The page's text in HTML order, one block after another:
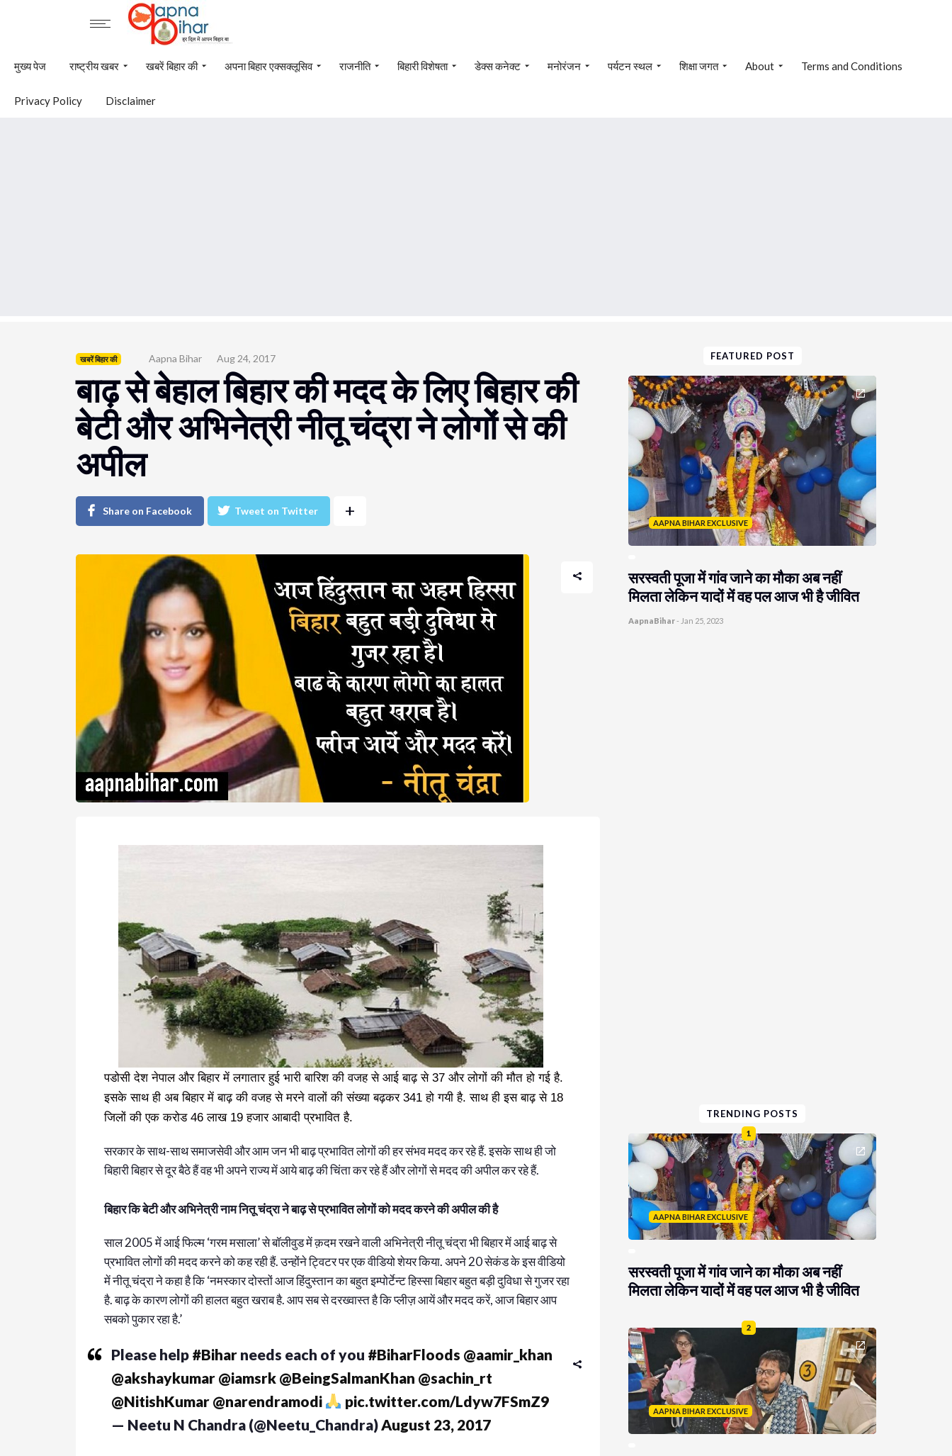
मुख्य पेज राष्ट्रीय खबर खबरें बिहार की अपना बिहार एक्सक्लूसिव राजनीति बिहारी विशेषता डेक्स कनेक्ट मनोरंजन पर्यटन स्थल शिक्षा जगत About Terms and Conditions
Privacy Policy Disclaimer
खबरें बिहार की Aapna Bihar Aug 24, 2017
बाढ़ से बेहाल बिहार की मदद के लिए बिहार की
बेटी और अभिनेत्री नीतू चंद्रा ने लोगोंं से की
अपील
Share on Facebook Tweet on Twitter +
पडोसी देश नेपाल और बिहार में लगातार हुई भारी बारिश की वजह से आई बाढ़ से 37 और लोगों की मौत हो गई है.
इसके साथ ही अब बिहार में बाढ़ की वजह से मरने वालों की संख्या बढ़कर 341 हो गयी है. साथ ही इस बाढ़ से 18
जिलों की एक करोड 46 लाख 19 हजार आबादी प्रभावित है.
सरकार के साथ-साथ समाजसेवी और आम जन भी बाढ़ प्रभावित लोगों की हर संभव मदद कर रहे हैं. इसके साथ ही जो
बिहारी बिहार से दूर बैठे हैं वह भी अपने राज्य में आये बाढ़ की चिंता कर रहे हैं और लोगों से मदद की अपील कर रहे हैं.
बिहार कि बेटी और अभिनेत्री नाम नितू चंद्रा ने बाढ़ से प्रभावित लोगों को मदद करने की अपील की है
साल 2005 में आई फिल्म ‘गरम मसाला’ से बॉलीवुड में क़दम रखने वाली अभिनेत्री नीतू चंद्रा भी बिहार में आई बाढ़ से
प्रभावित लोगों की मदद करने को कह रही हैं. उन्होंने ट्विटर पर एक वीडियो शेयर किया. अपने 20 सेकंड के इस वीडियो
में नीतू चंद्रा ने कहा है कि ‘नमस्कार दोस्तों आज हिंदुस्तान का बहुत इम्पोर्टेन्ट हिस्सा बिहार बहुत बड़ी दुविधा से गुजर रहा
है. बाढ़ के कारण लोगों की हालत बहुत खराब है. आप सब से दरख्वास्त है कि प्लीज़ आयें और मदद करें, आज बिहार आप
सबको पुकार रहा है.’
Please help #Bihar needs each of you #BiharFloods @aamir_khan
@akshaykumar @iamsrk @BeingSalmanKhan @sachin_rt
@NitishKumar @narendramodi
pic.twitter.com/Ldyw7FSmZ9
— Neetu N Chandra (@Neetu_Chandra)August 23, 2017
FEATURED POST
AAPNA BIHAR EXCLUSIVE
सरस्वती पूजा में गांव जाने का मौका अब नहीं
मिलता लेकिन यादों में वह पल आज भी है जीवित
AapnaBihar- Jan 25, 2023
TRENDING POSTS
1
AAPNA BIHAR EXCLUSIVE
सरस्वती पूजा में गांव जाने का मौका अब नहीं
मिलता लेकिन यादों में वह पल आज भी है जीवित
2
AAPNA BIHAR EXCLUSIVE